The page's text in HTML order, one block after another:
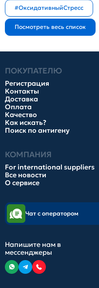
#ОксидативныйСтресс
ПОКУПАТЕЛЮ
Регистрация
Контакты
Доставка
Оплата
Качество
Как искать?
Поиск по антигену
КОМПАНИЯ
For international suppliers
Все новости
О сервисе
Чат с оператором
Напишите нам в
мессенджеры